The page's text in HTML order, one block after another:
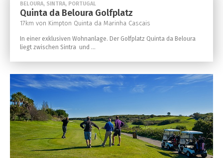
BELOURA, SINTRA, PORTUGAL
Quinta da Beloura Golfplatz
17km von Kimpton Quinta da Marinha Cascais
In einer exklusiven Wohnanlage. Der Golfplatz Quinta da Beloura
liegt zwischen Sintra und ...